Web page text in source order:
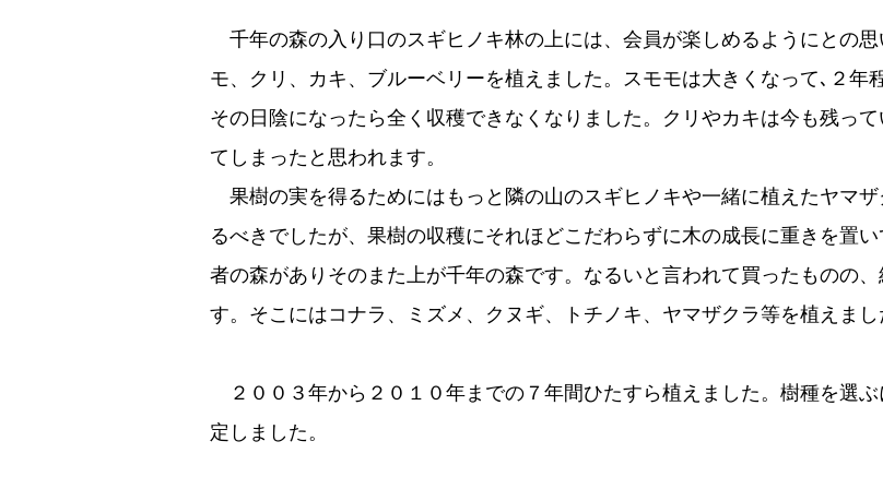
千年の森の入り口のスギヒノキ林の上には、会員が楽しめるようにとの
モ、クリ、カキ、ブルーベリーを植えました。スモモは大きくなって､２年
その日陰になったら全く収穫できなくなりました。クリやカキは今も残っ
てしまったと思われます。
果樹の実を得るためにはもっと隣の山のスギヒノキや一緒に植えたヤマ
るべきでしたが、果樹の収穫にそれほどこだわらずに木の成長に重きを置
者の森がありそのまた上が千年の森です。なるいと言われて買ったものの
す。そこにはコナラ、ミズメ、クヌギ、トチノキ、ヤマザクラ等を植えま
２００３年から２０１０年までの７年間ひたすら植えました。樹種を選
定しました。